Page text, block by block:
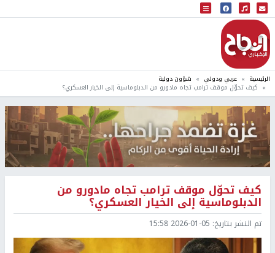
البث المباشر
إذاعة النجاح
الرئيسية عربي ودولي شؤون دولية
كيف تحوّل موقف ترامب تجاه مادورو من الدبلوماسية إلى الخيار العسكري؟
كيف تحوّل موقف ترامب تجاه مادورو من
الدبلوماسية إلى الخيار العسكري؟
تم النشر بتاريخ: 2026-01-05 15:58